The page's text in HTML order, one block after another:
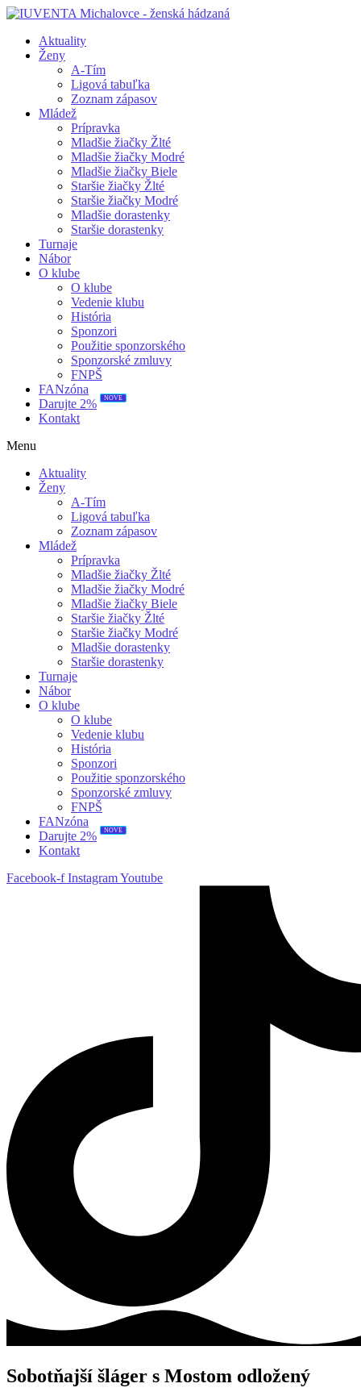
Aktuality
Ženy
A-Tím
Ligová tabuľka
Zoznam zápasov
Mládež
Prípravka
Mladšie žiačky Žlté
Mladšie žiačky Modré
Mladšie žiačky Biele
Staršie žiačky Žlté
Staršie žiačky Modré
Mladšie dorastenky
Staršie dorastenky
Turnaje
Nábor
O klube
O klube
Vedenie klubu
História
Sponzori
Použitie sponzorského
Sponzorské zmluvy
FNPŠ
FANzóna
Darujte 2%
NOVÉ
Kontakt
Menu
Aktuality
Ženy
A-Tím
Ligová tabuľka
Zoznam zápasov
Mládež
Prípravka
Mladšie žiačky Žlté
Mladšie žiačky Modré
Mladšie žiačky Biele
Staršie žiačky Žlté
Staršie žiačky Modré
Mladšie dorastenky
Staršie dorastenky
Turnaje
Nábor
O klube
O klube
Vedenie klubu
História
Sponzori
Použitie sponzorského
Sponzorské zmluvy
FNPŠ
FANzóna
Darujte 2%
NOVÉ
Kontakt
Facebook-f InstagramYoutube
Sobotňajší šláger s Mostom odložený